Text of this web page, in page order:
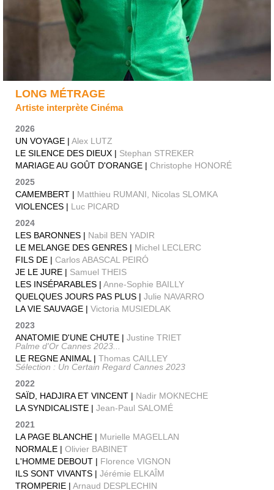
LONG MÉTRAGE
Artiste interprète Cinéma
2026
UN VOYAGE | Alex LUTZ
LE SILENCE DES DIEUX | Stephan STREKER
MARIAGE AU GOÛT D'ORANGE | Christophe HONORÉ
2025
CAMEMBERT | Matthieu RUMANI, Nicolas SLOMKA
VIOLENCES | Luc PICARD
2024
LES BARONNES | Nabil BEN YADIR
LE MELANGE DES GENRES | Michel LECLERC
FILS DE | Carlos ABASCAL PEIRÓ
JE LE JURE | Samuel THEIS
LES INSÉPARABLES | Anne-Sophie BAILLY
QUELQUES JOURS PAS PLUS | Julie NAVARRO
LA VIE SAUVAGE | Victoria MUSIEDLAK
2023
ANATOMIE D'UNE CHUTE | Justine TRIET
Palme d'Or Cannes 2023...
LE REGNE ANIMAL | Thomas CAILLEY
Sélection : Un Certain Regard Cannes 2023
2022
SAÏD, HADJIRA ET VINCENT | Nadir MOKNECHE
LA SYNDICALISTE | Jean-Paul SALOMÉ
2021
LA PAGE BLANCHE | Murielle MAGELLAN
NORMALE | Olivier BABINET
L'HOMME DEBOUT | Florence VIGNON
ILS SONT VIVANTS | Jérémie ELKAÎM
TROMPERIE | Arnaud DESPLECHIN